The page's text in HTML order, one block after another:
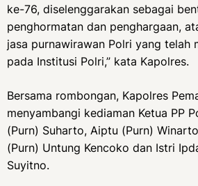
ke-76, diselenggarakan sebagai
penghormatan dan penghargaan,
jasa purnawirawan Polri yang telah
pada Institusi Polri,” kata Kapolres.
Bersama rombongan, Kapolres
menyambangi kediaman Ketua PP
(Purn) Suharto, Aiptu (Purn)
(Purn) Untung Kencoko dan Istri
Suyitno.